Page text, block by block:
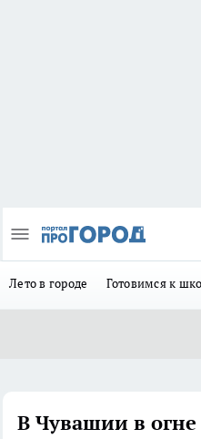
Лето в городе Готовимся к
В Чувашии в огне